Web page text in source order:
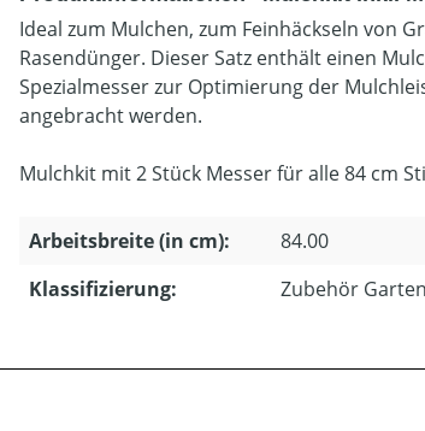
Ideal zum Mulchen, zum Feinhäckseln von
Rasendünger. Dieser Satz enthält einen
Spezialmesser zur Optimierung der
angebracht werden.
Mulchkit mit 2 Stück Messer für alle 84 cm
Arbeitsbreite (in cm):
84.00
Klassifizierung:
Zubehör